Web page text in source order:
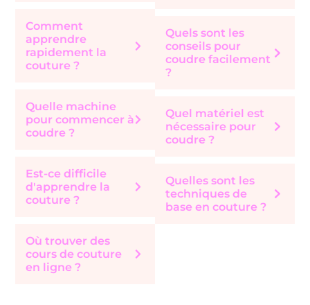
Comment
apprendre
rapidement la
couture ?
Quelle machine
pour commencer à
coudre ?
Est-ce difficile
d'apprendre la
couture ?
Où trouver des
cours de couture
en ligne ?
Quels sont les
conseils pour
coudre facilement
?
Quel matériel est
nécessaire pour
coudre ?
Quelles sont les
techniques de
base en couture ?